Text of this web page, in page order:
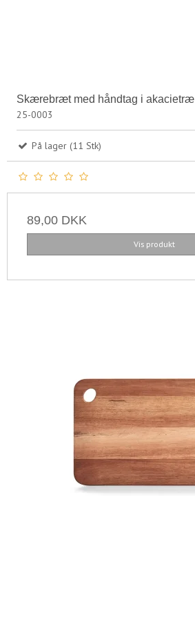
Skærebræt med håndtag i akacietræ
25-0003
På lager (11 Stk)
89,00 DKK
Vis produkt